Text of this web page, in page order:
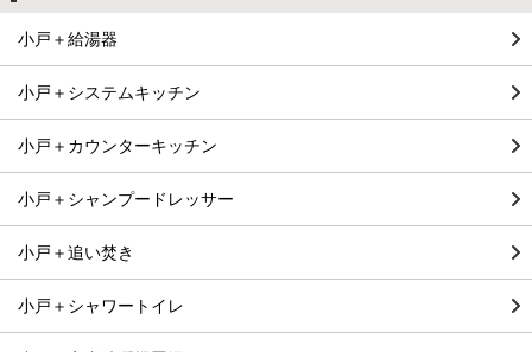
小戸＋給湯器
小戸＋システムキッチン
小戸＋カウンターキッチン
小戸＋シャンプードレッサー
小戸＋追い焚き
小戸＋シャワートイレ